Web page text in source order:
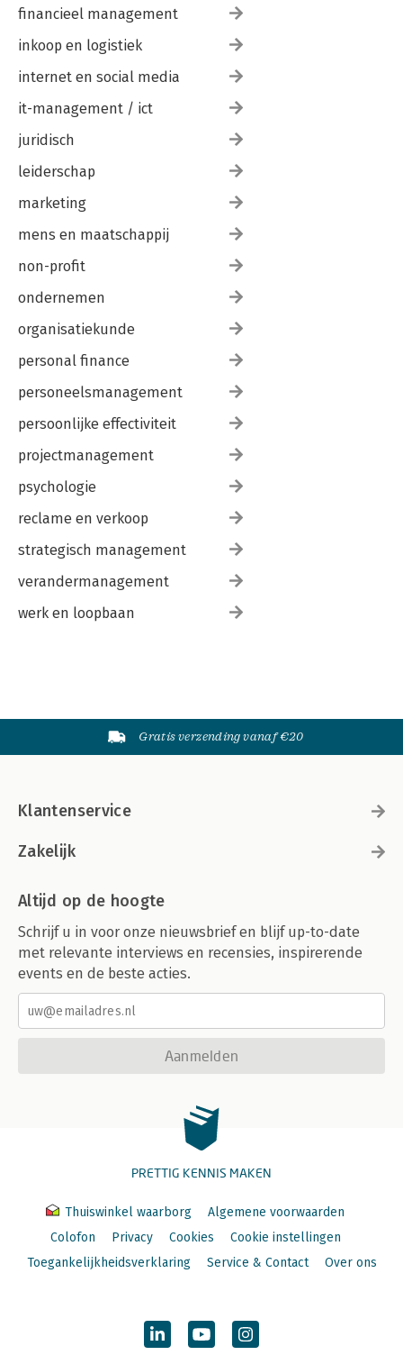
financieel management
inkoop en logistiek
internet en social media
it-management / ict
juridisch
leiderschap
marketing
mens en maatschappij
non-profit
ondernemen
organisatiekunde
personal finance
personeelsmanagement
persoonlijke effectiviteit
projectmanagement
psychologie
reclame en verkoop
strategisch management
verandermanagement
werk en loopbaan
Gratis verzending vanaf €20
Klantenservice
Zakelijk
Altijd op de hoogte
Schrijf u in voor onze nieuwsbrief en blijf up-to-date
met relevante interviews en recensies, inspirerende
events en de beste acties.
Aanmelden
PRETTIG KENNIS MAKEN
Thuiswinkel waarborg
Algemene voorwaarden
Colofon
Privacy Cookies
Cookie instellingen
Toegankelijkheidsverklaring
Service & Contact Over ons